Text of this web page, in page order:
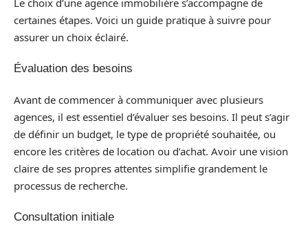
certaines étapes. Voici un guide pratique à suivre pour
assurer un choix éclairé.
Évaluation des besoins
Avant de commencer à communiquer avec plusieurs
agences, il est essentiel d’évaluer ses besoins. Il peut s’agir
de définir un budget, le type de propriété souhaitée, ou
encore les critères de location ou d’achat. Avoir une vision
claire de ses propres attentes simplifie grandement le
processus de recherche.
Consultation initiale